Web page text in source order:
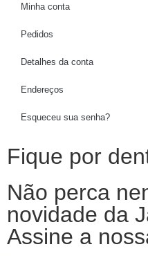
Minha conta
Pedidos
Detalhes da conta
Endereços
Esqueceu sua senha?
Fique por
Não perca
novidade da
Assine a